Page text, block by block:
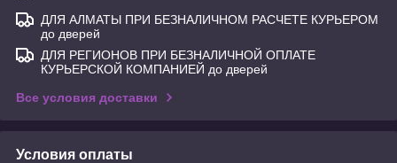
ДЛЯ АЛМАТЫ ПРИ БЕЗНАЛИЧНОМ РАСЧЕТЕ КУРЬЕРОМ
до дверей
ДЛЯ РЕГИОНОВ ПРИ БЕЗНАЛИЧНОЙ ОПЛАТЕ
КУРЬЕРСКОЙ КОМПАНИЕЙ до дверей
Все условия доставки
Условия оплаты